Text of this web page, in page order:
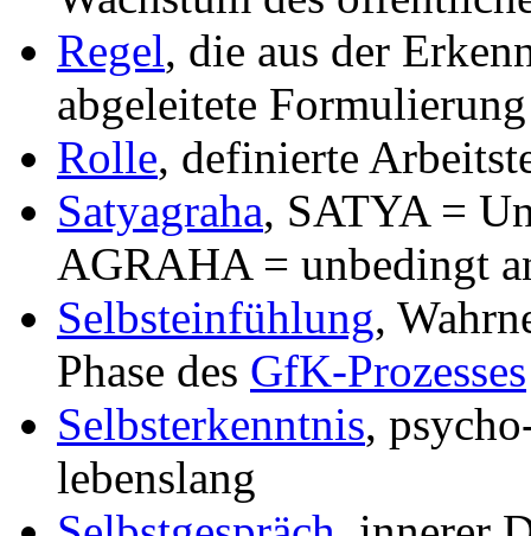
Regel, die aus der
abgeleitete
Rolle, definierte
Satyagraha, SATYA =
AGRAHA = unbedingt
Selbsteinfühlung,
Phase des GfK-Prozesses
Selbsterkenntnis,
lebenslang